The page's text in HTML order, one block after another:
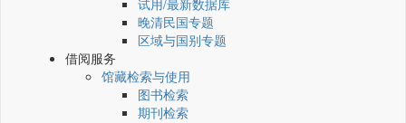
试用/最新数据库
晚清民国专题
区域与国别专题
借阅服务
馆藏检索与使用
图书检索
期刊检索